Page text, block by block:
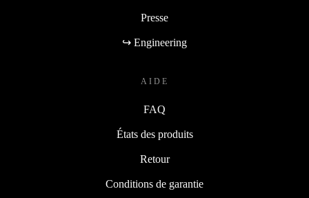
Presse
↪ Engineering
AIDE
FAQ
États des produits
Retour
Conditions de garantie